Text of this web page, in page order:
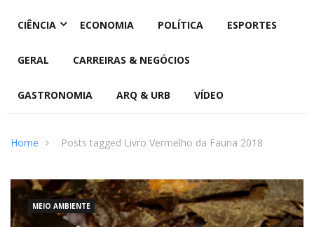
CIÊNCIA ECONOMIA POLÍTICA ESPORTES
GERAL CARREIRAS & NEGÓCIOS
GASTRONOMIA ARQ & URB VÍDEO
Home Posts tagged Livro Vermelho da Fauna 2018
MEIO AMBIENTE